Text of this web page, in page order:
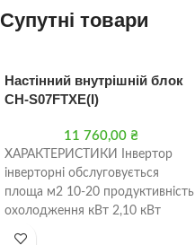
Супутні товари
Настінний внутрішній блок
CH-S07FTXE(I)
11 760,00 ₴
ХАРАКТЕРИСТИКИ Інвертор
інверторні обслуговується
площа м2 10-20 продуктивність
охолодження кВт 2,10 кВт